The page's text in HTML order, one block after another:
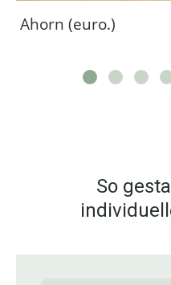
Ahorn (euro.)
So